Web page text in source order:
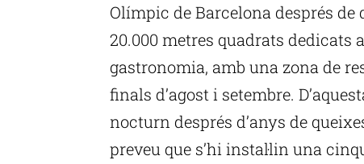
Olímpic de Barcelona després de
20.000 metres quadrats dedicats
gastronomia, amb una zona de
finals d’agost i setembre.
nocturn després d’anys de
preveu que s’hi instal·lin una